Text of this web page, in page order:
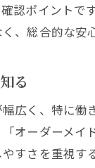
整
口
慢
整
保
認ポイントです
、総合的な安
る
広く、特に働
オーダーメイ
すさを重視す